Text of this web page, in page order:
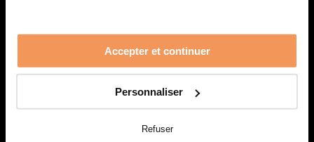
Accepter et continuer
Personnaliser
Refuser